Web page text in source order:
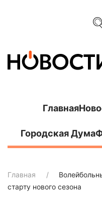
Главная
Городская Дума
Главная
старту нового сезона